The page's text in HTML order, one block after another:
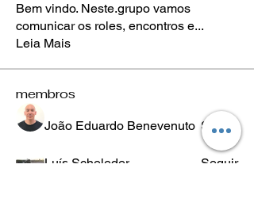
Bem vindo. Neste.grupo vamos
comunicar os roles, encontros e...
Leia Mais
membros
João Eduardo Benevenuto Seguir
Luís Scheleder
Seguir